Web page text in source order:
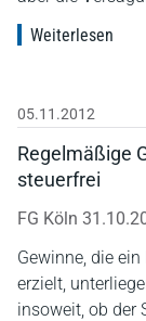
Weiterlesen
05.11.2012
Regelmäßige
steuerfrei
FG Köln
Gewinne, die
erzielt,
insoweit, ob der